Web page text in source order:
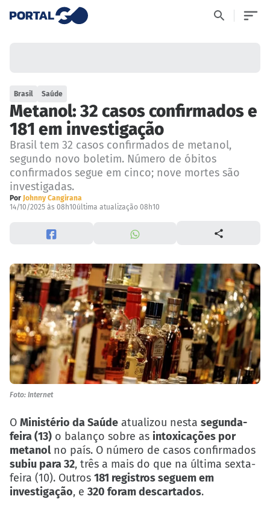
Brasil Saúde
Metanol: 32 casos confirmados e
181 em investigação
Brasil tem 32 casos confirmados de metanol,
segundo novo boletim. Número de óbitos
confirmados segue em cinco; nove mortes são
investigadas.
Por Johnny Cangirana
14/10/2025 às 08h10última atualização 08h10
Foto: Internet
O Ministério da Saúde atualizou nesta segunda-
feira (13) o balanço sobre as intoxicações por
metanolno país. O número de casos confirmados
subiu para 32, três a mais do que na última sexta-
feira (10). Outros 181 registros seguem em
investigação, e 320 foram descartados.